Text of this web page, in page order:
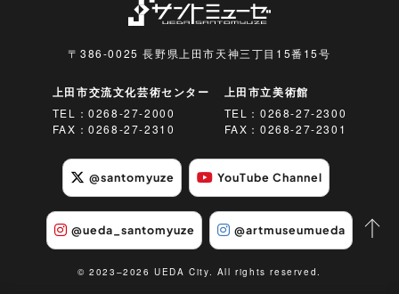
〒386-0025 長野県上田市天神三丁目15番15号
上田市交流文化芸術センター
TEL：0268-27-2000
FAX：0268-27-2310
上田市立美術館
TEL： 0268-27-2300
FAX：0268-27-2301
@santomyuze YouTube Channel
@ueda_santomyuze @artmuseumueda
© 2023–2026 UEDA City. All rights reserved.